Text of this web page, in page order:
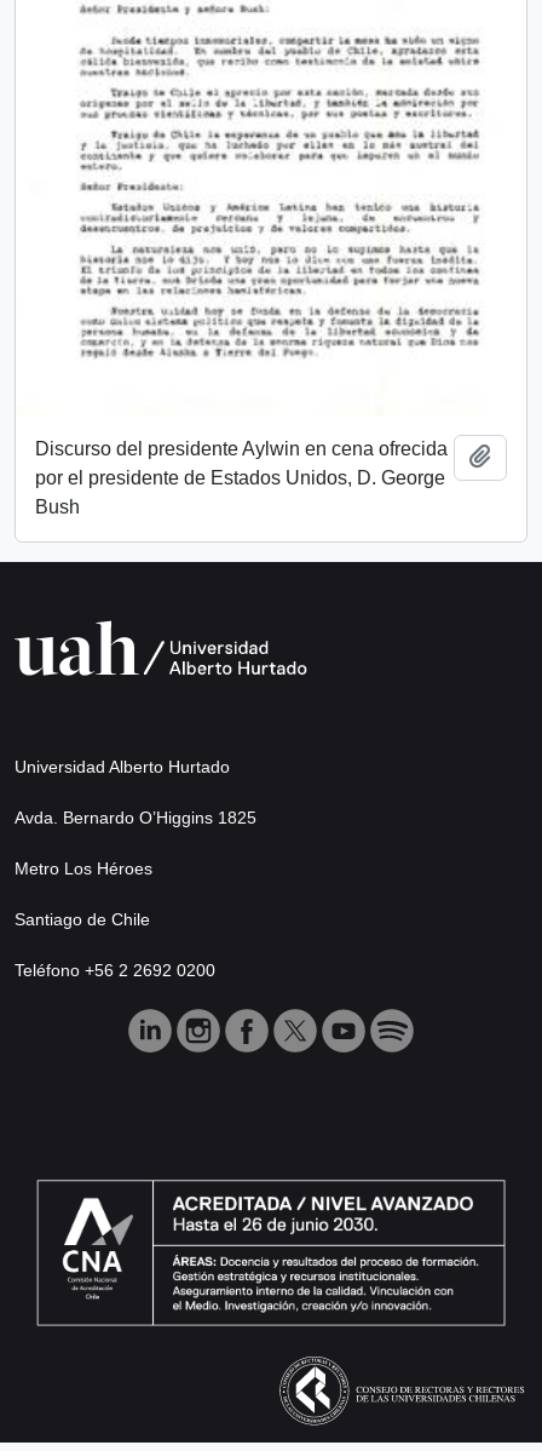
Discurso del presidente Aylwin en cena ofrecida
por el presidente de Estados Unidos, D. George
Bush
Universidad Alberto Hurtado
Avda. Bernardo O’Higgins 1825
Metro Los Héroes
Santiago de Chile
Teléfono +56 2 2692 0200